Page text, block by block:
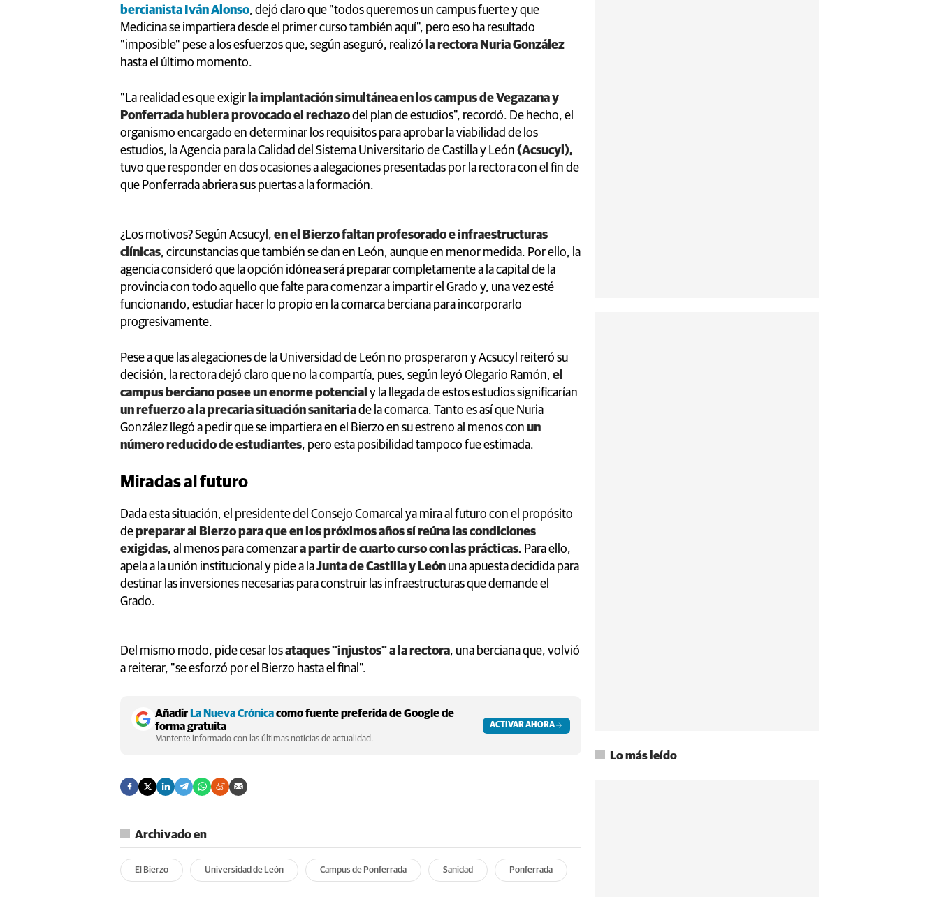
bercianista Iván Alonso, dejó claro que "todos queremos un campus fuerte y que
Medicina se impartiera desde el primer curso también aquí", pero eso ha resultado
"imposible" pese a los esfuerzos que, según aseguró, realizó la rectora Nuria González
hasta el último momento.
"La realidad es que exigir la implantación simultánea en los campus de Vegazana y
Ponferrada hubiera provocado el rechazodel plan de estudios", recordó. De hecho, el
organismo encargado en determinar los requisitos para aprobar la viabilidad de los
estudios, la Agencia para la Calidad del Sistema Universitario de Castilla y León (Acsucyl),
tuvo que responder en dos ocasiones a alegaciones presentadas por la rectora con el fin de
que Ponferrada abriera sus puertas a la formación.
¿Los motivos? Según Acsucyl, en el Bierzo faltan profesorado e infraestructuras
clínicas, circunstancias que también se dan en León, aunque en menor medida. Por ello, la
agencia consideró que la opción idónea será preparar completamente a la capital de la
provincia con todo aquello que falte para comenzar a impartir el Grado y, una vez esté
funcionando, estudiar hacer lo propio en la comarca berciana para incorporarlo
progresivamente.
Pese a que las alegaciones de la Universidad de León no prosperaron y Acsucyl reiteró su
decisión, la rectora dejó claro que no la compartía, pues, según leyó Olegario Ramón, el
campus berciano posee un enorme potencial y la llegada de estos estudios significarían
un refuerzo a la precaria situación sanitariade la comarca. Tanto es así que Nuria
González llegó a pedir que se impartiera en el Bierzo en su estreno al menos con un
número reducido de estudiantes, pero esta posibilidad tampoco fue estimada.
Miradas al futuro
Dada esta situación, el presidente del Consejo Comarcal ya mira al futuro con el propósito
depreparar al Bierzo para que en los próximos años sí reúna las condiciones
exigidas, al menos para comenzara partir de cuarto curso con las prácticas. Para ello,
apela a la unión institucional y pide a laJunta de Castilla y León una apuesta decidida para
destinar las inversiones necesarias para construir las infraestructuras que demande el
Grado.
Del mismo modo, pide cesar losataques "injustos" a la rectora, una berciana que, volvió
a reiterar, "se esforzó por el Bierzo hasta el final".
AñadirLa Nueva Crónicacomo fuente preferida de Google de
forma gratuita
Mantente informado con las últimas noticias de actualidad.
ACTIVAR AHORA
Archivado en
El Bierzo Universidad de León Campus de Ponferrada Sanidad Ponferrada
Lo más leído